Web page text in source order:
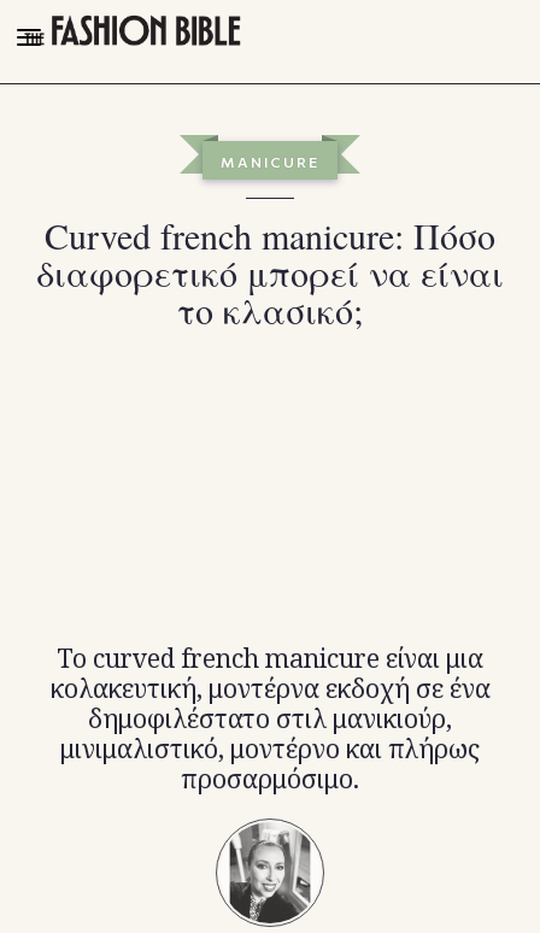
THE FASHION BIBLE
TALK OF THE TOWN
PLEASURES
MANICURE
Curved french manicure: Πόσο
διαφορετικό μπορεί να είναι
το κλασικό;
Το curved french manicure είναι μια
κολακευτική, μοντέρνα εκδοχή σε ένα
δημοφιλέστατο στιλ μανικιούρ,
μινιμαλιστικό, μοντέρνο και πλήρως
προσαρμόσιμο.